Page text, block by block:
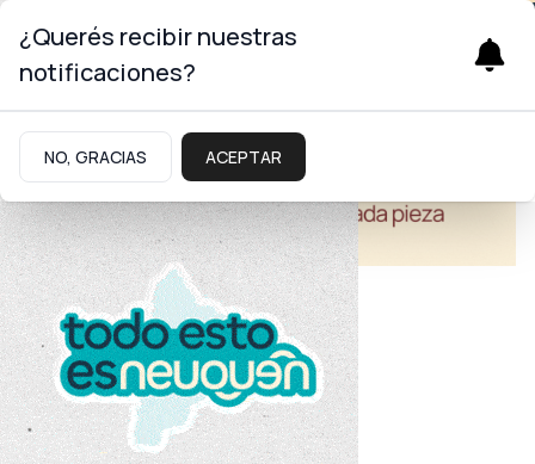
Salud
¿Querés recibir nuestras
notificaciones?
NO, GRACIAS ACEPTAR